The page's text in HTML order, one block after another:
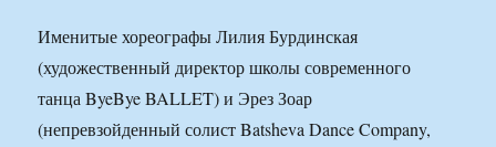
Именитые хореографы Лилия Бурдинская
(художественный директор школы современного
танца ByeBye BALLET) и Эрез Зоар
(непревзойденный солист Batsheva Dance Company,